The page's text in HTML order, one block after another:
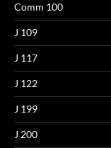
Comm 100
J 109
J 117
J 122
J 199
J 200